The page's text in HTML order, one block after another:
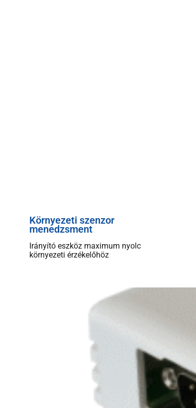
Környezeti szenzor
menedzsment
Irányító eszköz maximum nyolc
környezeti érzékelőhöz